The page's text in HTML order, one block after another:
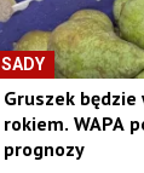
SADY
Gruszek będzie
rokiem. WAPA
prognozy